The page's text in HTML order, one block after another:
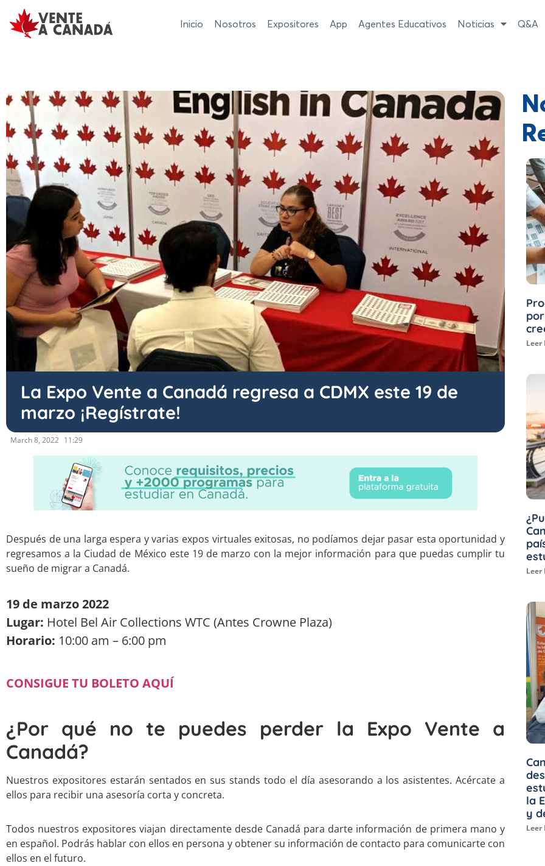
Inicio Nosotros Expositores App Agentes Educativos Noticias Q&A
La Expo Vente a Canadá regresa a CDMX este 19 de
marzo ¡Regístrate!
March 8, 2022 11:29
Después de una larga espera y varias expos virtuales exitosas, no podíamos dejar pasar esta oportunidad y
regresamos a la Ciudad de México este 19 de marzo con la mejor información para que puedas cumplir tu
sueño de migrar a Canadá.
19 de marzo 2022
Lugar: Hotel Bel Air Collections WTC (Antes Crowne Plaza)
Horario: 10:00 am – 6:00 pm
CONSIGUE TU BOLETO AQUÍ
¿Por qué no te puedes perder la Expo Vente a
Canadá?
Nuestros expositores estarán sentados en sus stands todo el día asesorando a los asistentes. Acércate a
ellos para recibir una asesoría corta y concreta.
Todos nuestros expositores viajan directamente desde Canadá para darte información de primera mano y
en español. Podrás hablar con ellos en persona y obtener su información de contacto para comunicarte con
ellos en el futuro.
Leer
Leer
la
y
Leer